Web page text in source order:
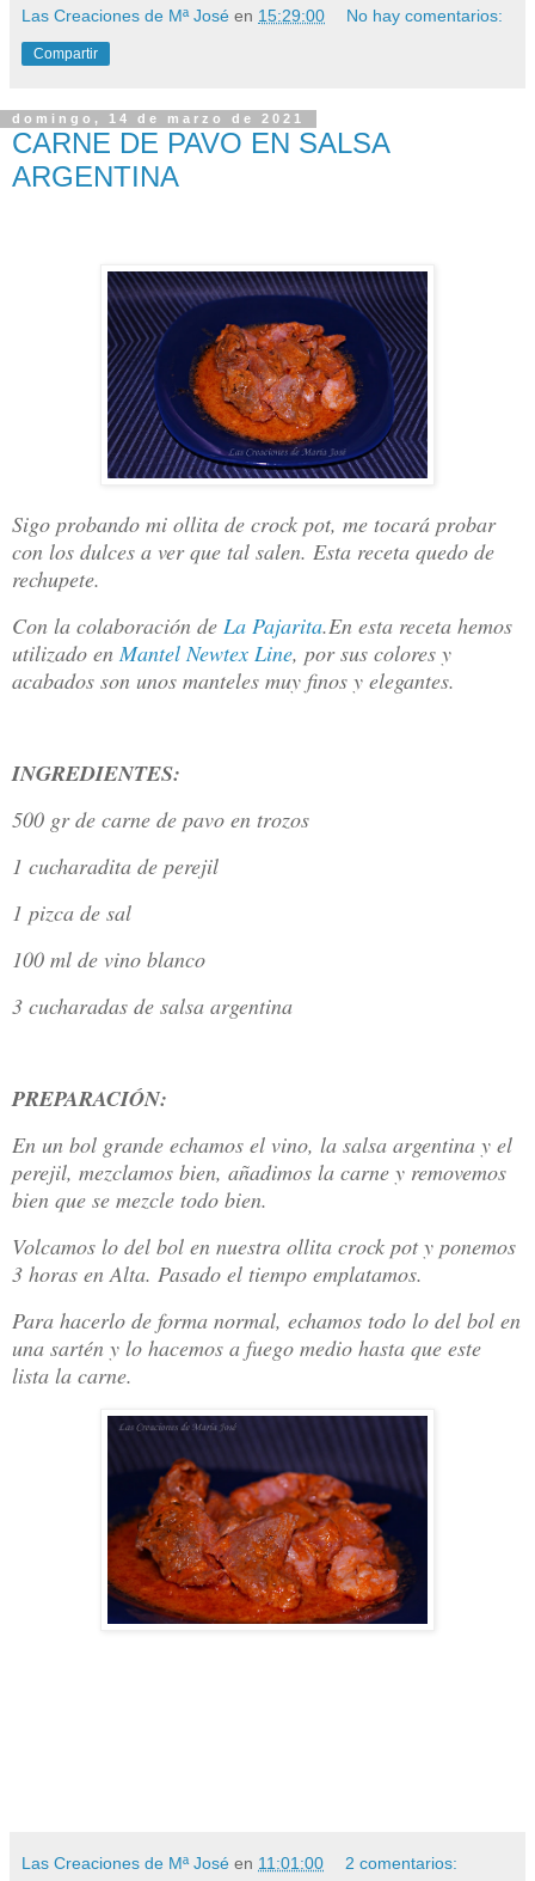
Las Creaciones de Mª José en 15:29:00 No hay comentarios:
Compartir
domingo, 14 de marzo de 2021
CARNE DE PAVO EN SALSA
ARGENTINA
Sigo probando mi ollita de crock pot, me tocará probar
con los dulces a ver que tal salen. Esta receta quedo de
rechupete.
Con la colaboración de La Pajarita.En esta receta hemos
utilizado en Mantel Newtex Line, por sus colores y
acabados son unos manteles muy finos y elegantes.
INGREDIENTES:
500 gr de carne de pavo en trozos
1 cucharadita de perejil
1 pizca de sal
100 ml de vino blanco
3 cucharadas de salsa argentina
PREPARACIÓN:
En un bol grande echamos el vino, la salsa argentina y el
perejil, mezclamos bien, añadimos la carne y removemos
bien que se mezcle todo bien.
Volcamos lo del bol en nuestra ollita crock pot y ponemos
3 horas en Alta. Pasado el tiempo emplatamos.
Para hacerlo de forma normal, echamos todo lo del bol en
una sartén y lo hacemos a fuego medio hasta que este
lista la carne.
Las Creaciones de Mª José en 11:01:00 2 comentarios: